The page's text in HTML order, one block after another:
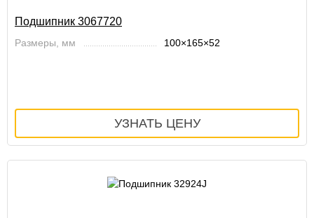
Подшипник 3067720
Размеры, мм 100×165×52